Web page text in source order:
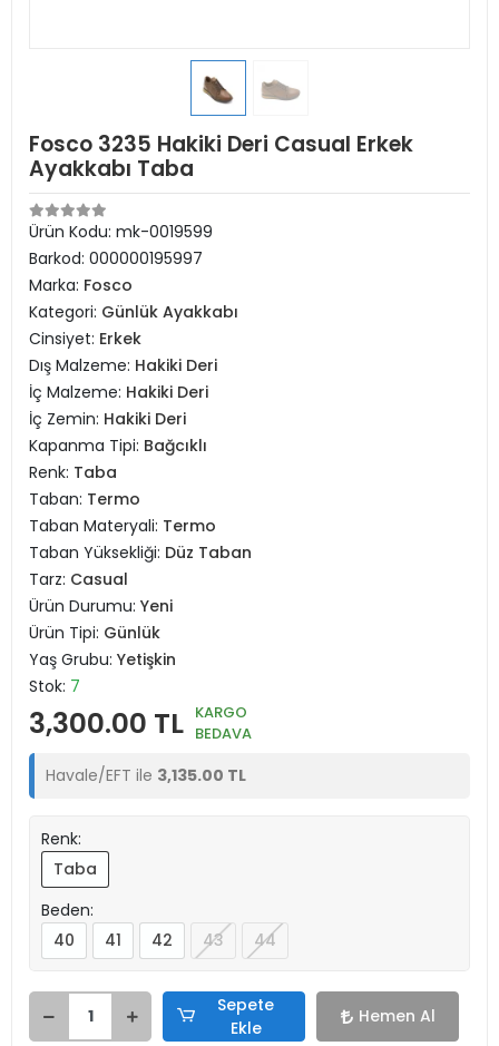
Fosco 3235 Hakiki Deri Casual Erkek
Ayakkabı Taba
Ürün Kodu: mk-0019599
Barkod: 000000195997
Marka: Fosco
Kategori: Günlük Ayakkabı
Cinsiyet: Erkek
Dış Malzeme: Hakiki Deri
İç Malzeme: Hakiki Deri
İç Zemin: Hakiki Deri
Kapanma Tipi: Bağcıklı
Renk: Taba
Taban: Termo
Taban Materyali: Termo
Taban Yüksekliği: Düz Taban
Tarz: Casual
Ürün Durumu: Yeni
Ürün Tipi: Günlük
Yaş Grubu: Yetişkin
Stok: 7
3,300.00 TL KARGO
BEDAVA
Havale/EFT ile 3,135.00 TL
Renk:
Taba
Beden:
40
41 42 43 44
Sepete
Ekle
Hemen Al